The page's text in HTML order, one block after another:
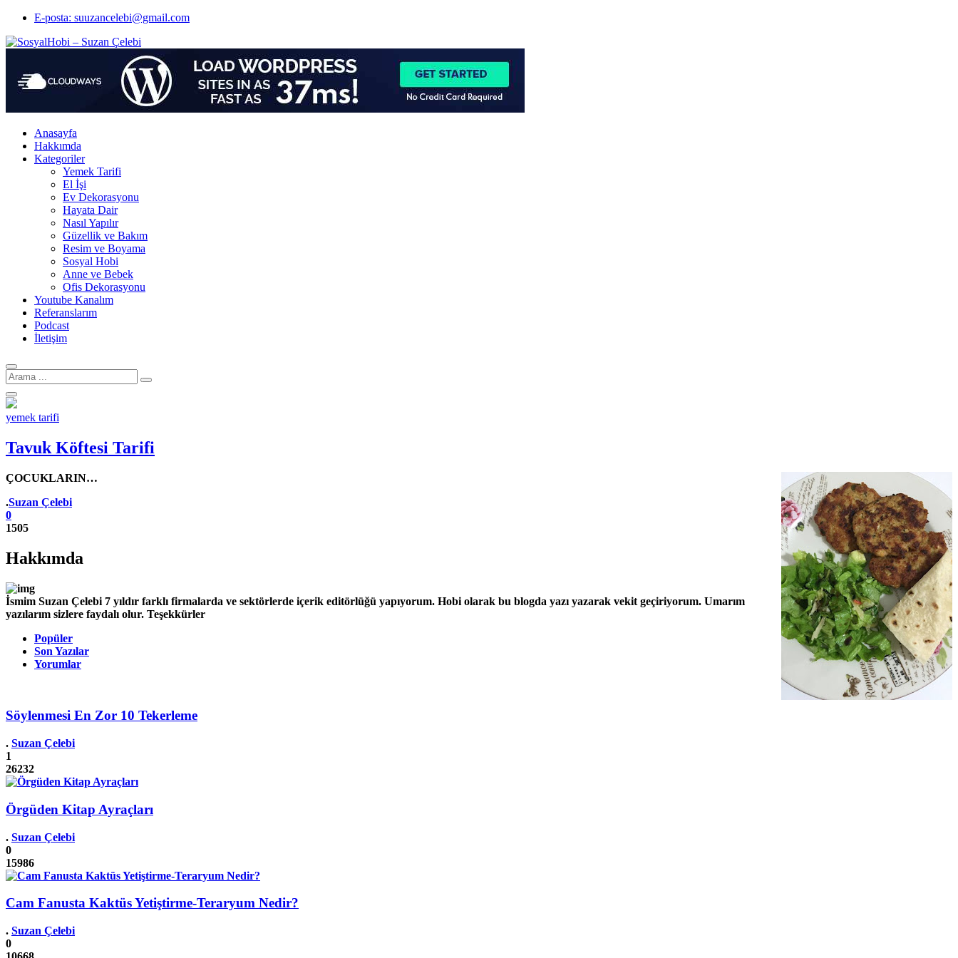
E-posta: suuzancelebi@gmail.com
Anasayfa
Hakkımda
Kategoriler
Yemek Tarifi
El İşi
Ev Dekorasyonu
Hayata Dair
Nasıl Yapılır
Güzellik ve Bakım
Resim ve Boyama
Sosyal Hobi
Anne ve Bebek
Ofis Dekorasyonu
Youtube Kanalım
Referanslarım
Podcast
İletişim
Arama
için:
yemek tarifi
Tavuk Köftesi Tarifi
ÇOCUKLARIN…
Yazar
.Suzan Çelebi
0
1505
Hakkımda
İsmim Suzan Çelebi 7 yıldır farklı firmalarda ve sektörlerde içerik editörlüğü yapıyorum. Hobi olarak bu blogda yazı yazarak vekit geçiriyorum. Umarım
yazılarım sizlere faydalı olur. Teşekkürler
Popüler
Son Yazılar
Yorumlar
Söylenmesi En Zor 10 Tekerleme
. Suzan Çelebi
1
26232
Örgüden Kitap Ayraçları
. Suzan Çelebi
0
15986
Cam Fanusta Kaktüs Yetiştirme-Teraryum Nedir?
. Suzan Çelebi
0